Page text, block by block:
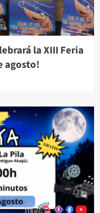
la XIII Feria
agosto!